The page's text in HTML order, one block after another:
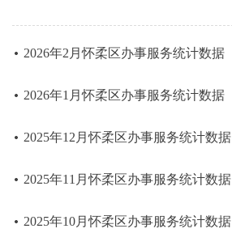
2026年2月怀柔区办事服务统计数据
2026年1月怀柔区办事服务统计数据
2025年12月怀柔区办事服务统计数据
2025年11月怀柔区办事服务统计数据
2025年10月怀柔区办事服务统计数据